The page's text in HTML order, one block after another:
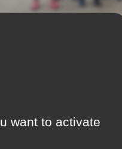
want to activate